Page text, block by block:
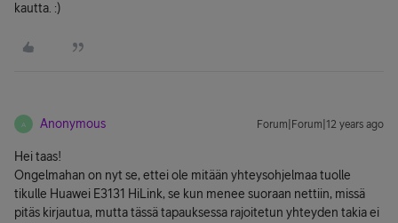
kautta. :)
A Anonymous Forum|Forum|12 years ago
Hei taas!
Ongelmahan on nyt se, ettei ole mitään yhteysohjelmaa tuolle
tikulle Huawei E3131 HiLink, se kun menee suoraan nettiin, missä
pitäs kirjautua, mutta tässä tapauksessa rajoitetun yhteyden takia ei